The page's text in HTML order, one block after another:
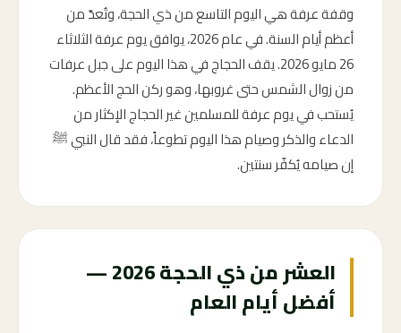
وقفة عرفة هي اليوم التاسع من ذي الحجة، وتُعدّ من
أعظم أيام السنة. في عام 2026، يوافق يوم عرفة الثلاثاء
26 مايو 2026. يقف الحجاج في هذا اليوم على جبل عرفات
من زوال الشمس حتى غروبها، وهو ركن الحج الأعظم.
يُستحب في يوم عرفة للمسلمين غير الحجاج الإكثار من
الدعاء والذكر وصيام هذا اليوم تطوعاً، فقد قال النبي ﷺ
إن صيامه يُكفّر سنتين.
العشر من ذي الحجة 2026 —
أفضل أيام العام